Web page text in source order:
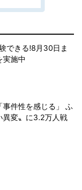
できる!8月30日ま
実施中
事件性を感じる」 ふ
異変〟に3.2万人戦